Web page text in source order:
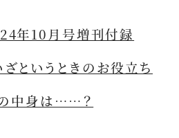
年10月号増刊付録
ざというときのお役立ち
の中身は……？